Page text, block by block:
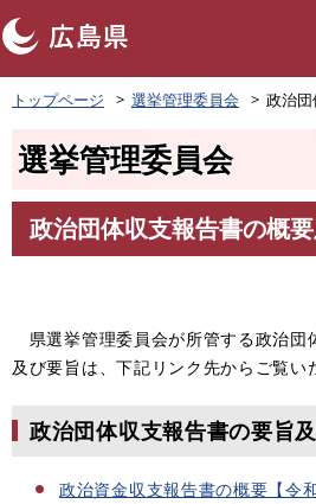
ペ
ー
頭
す
トップページ 選挙管理委員会 政治
選挙管理委員会
文
政治団体収支報告書の概
県選挙管理委員会が所管する政治団
及び要旨は、下記リンク先からご覧い
政治団体収支報告書の要旨
政治資金収支報告書の概要【令